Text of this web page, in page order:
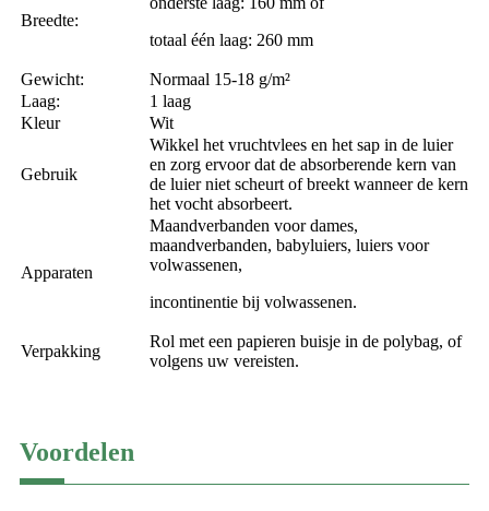
Breedte:
totaal één laag: 260 mm
Gewicht:
Normaal 15-18 g/m²
Laag:
1 laag
Kleur
Wit
Gebruik
Wikkel het vruchtvlees en het sap in de luier
en zorg ervoor dat de absorberende kern van
de luier niet scheurt of breekt wanneer de kern
het vocht absorbeert.
Apparaten
Maandverbanden voor dames,
maandverbanden, babyluiers, luiers voor
volwassenen,
incontinentie bij volwassenen.
Verpakking
Rol met een papieren buisje in de polybag, of
volgens uw vereisten.
Voordelen